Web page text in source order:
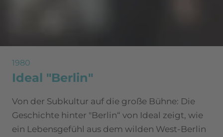
1980
Ideal "Berlin"
Von der Subkultur auf die große Bühne: Die
Geschichte hinter "Berlin“ von Ideal zeigt, wie
ein Lebensgefühl aus dem wilden West-Berlin